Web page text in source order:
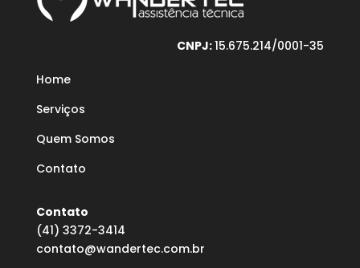
CNPJ:15.675.214/0001-35
Home
Serviços
Quem Somos
Contato
Contato
(41) 3372-3414
contato@wandertec.com.br